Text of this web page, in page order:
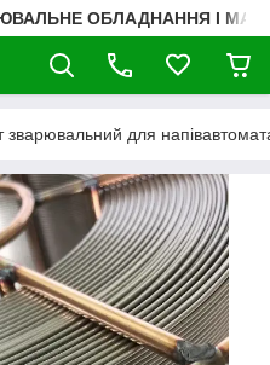
ОБЛАДНАННЯ І
зварювальний для